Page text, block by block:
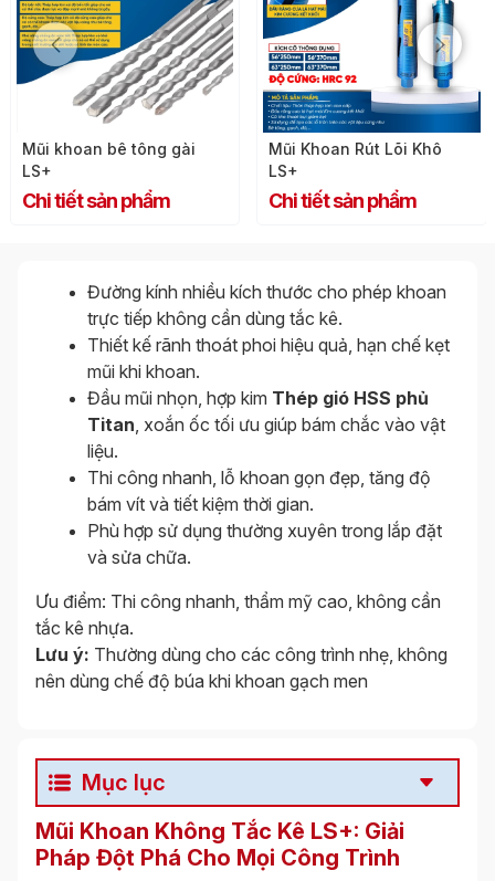
Mũi khoan bê tông gài
LS+
Chi tiết sản phẩm
Mũi Khoan Rút Lõi Khô
LS+
Chi tiết sản phẩm
Đường kính nhiều kích thước cho phép khoan
trực tiếp không cần dùng tắc kê.
Thiết kế rãnh thoát phoi hiệu quả, hạn chế kẹt
mũi khi khoan.
Đầu mũi nhọn, hợp kim Thép gió HSS phủ
Titan, xoắn ốc tối ưu giúp bám chắc vào vật
liệu.
Thi công nhanh, lỗ khoan gọn đẹp, tăng độ
bám vít và tiết kiệm thời gian.
Phù hợp sử dụng thường xuyên trong lắp đặt
và sửa chữa.
Ưu điểm: Thi công nhanh, thẩm mỹ cao, không cần
tắc kê nhựa.
Lưu ý: Thường dùng cho các công trình nhẹ, không
nên dùng chế độ búa khi khoan gạch men
Mục lục
Mũi Khoan Không Tắc Kê LS+: Giải
Pháp Đột Phá Cho Mọi Công Trình